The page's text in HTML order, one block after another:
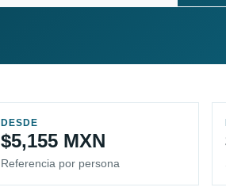
DESDE
$5,155 MXN
Referencia por persona